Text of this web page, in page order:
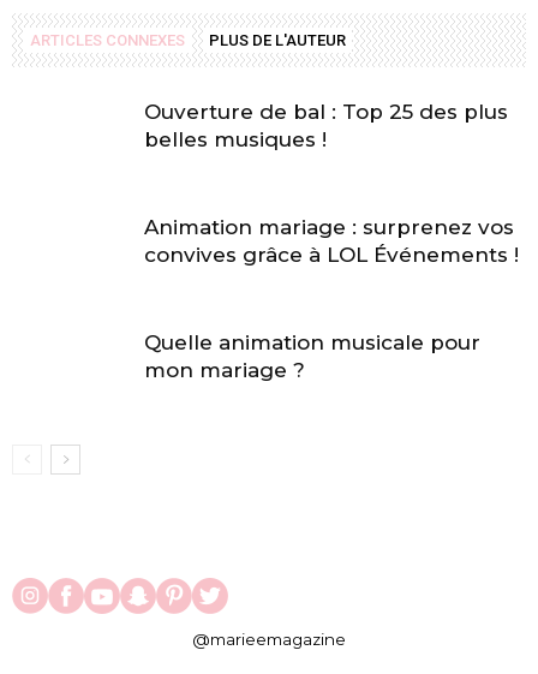
ARTICLES CONNEXES PLUS DE L'AUTEUR
Ouverture de bal : Top 25 des plus
belles musiques !
Animation mariage : surprenez vos
convives grâce à LOL Événements !
Quelle animation musicale pour
mon mariage ?
@marieemagazine